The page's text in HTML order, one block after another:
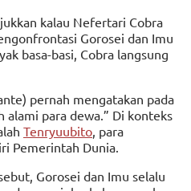
kalau Nefertari Cobra
Gorosei dan Imu
basa-basi, Cobra langsung
pernah mengatakan pada
alami para dewa.” Di konteks
Tenryuubito, para
Pemerintah Dunia.
Gorosei dan Imu selalu